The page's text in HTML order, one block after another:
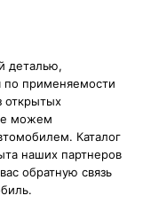
деталью,
по применяемости
открытых
можем
Каталог
наших партнеров
обратную связь